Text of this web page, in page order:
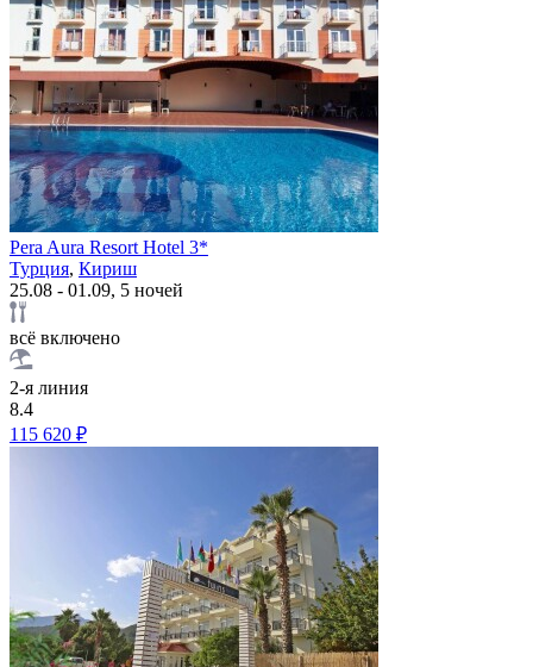
Pera Aura Resort Hotel 3*
Турция, Кириш
25.08 - 01.09, 5 ночей
всё включено
2-я линия
8.4
115 620 ₽